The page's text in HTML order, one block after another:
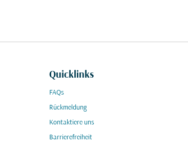
Quicklinks
FAQs
Rückmeldung
Kontaktiere uns
Barrierefreiheit